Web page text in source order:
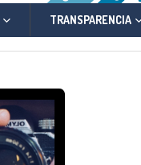
TRANSPARENCIA